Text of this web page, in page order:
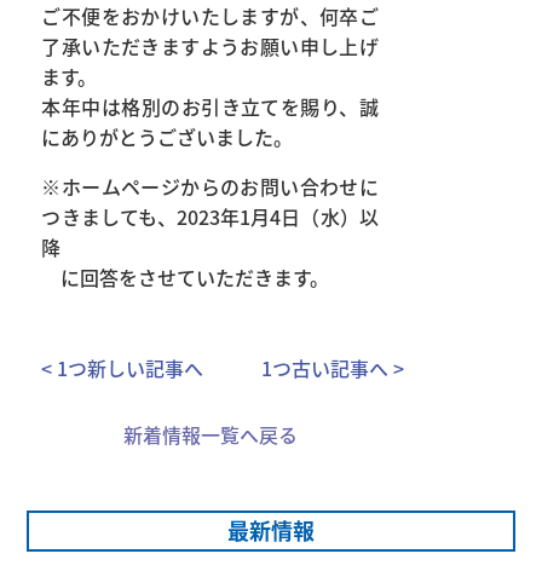
ご不便をおかけいたしますが、何卒ご
了承いただきますようお願い申し上げ
ます。
本年中は格別のお引き立てを賜り、誠
にありがとうございました。
※ホームページからのお問い合わせに
つきましても、2023年1月4日（水）以
降
に回答をさせていただきます。
< 1つ新しい記事へ 1つ古い記事へ >
新着情報一覧へ戻る
最新情報